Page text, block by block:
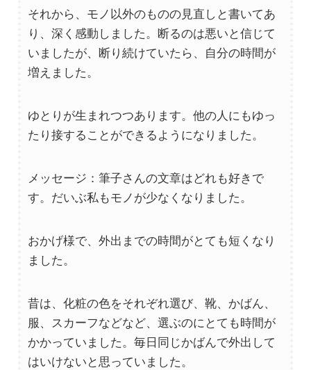
それから、モノ以外のものの見直しと書いてあ
り、深く感動しました。断るのは悪いと信じて
いましたが、断り続けていたら、自分の時間が
増えました。
ゆとりが生まれつつあります。他の人にもゆっ
たり接することができるようになりました。
メッセージ：筆子さんの文章はどれも好きで
す。だいぶ私もモノが少なくなりました。
おかげ様で、外出までの時間がとても短くなり
ました。
昔は、化粧の色をそれぞれ選び、靴、かばん、
服、スカーフなどなど、選ぶのにとても時間が
かかっていました。毎日同じかばんで外出して
はいけないと思っていました。